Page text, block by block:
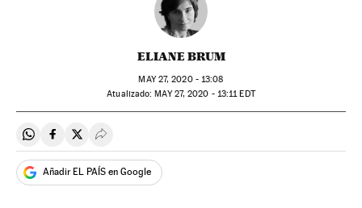
ELIANE BRUM
MAY27, 2020 - 13:08
atualizado: MAY27, 2020 - 13:11EDT
Compartir en Whatsapp
Compartir en Facebook
Compartir en Twitter
Desplegar Redes Sociales
Añadir EL PAÍS en Google